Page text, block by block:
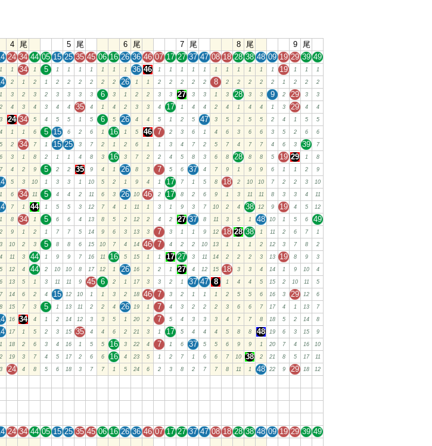
4 尾 5 尾 6 尾 7 尾 8 尾 9
尾
24 34 44 05 15 25 35 45 06 16 26 36 46 07 17 27 37 47 08 18 28 38 48 09 19 29 39 49
1 1 34 1 5 1 1 1 1 1 1 1 36 46 1 1 1 1 1 1 1 1 1 1 1 19 1 1 1
2 1 2 1 2 2 2 2 2 2 26 1 1 2 2 2 2 2 8 2 2 2 2 2 1 2 2 2
1 3 2 3 2 3 3 3 3 6 3 1 2 2 3 3 27 3 3 1 3 28 3 3 9 2 29 3 3
2 4 3 4 3 4 4 35 4 1 4 2 3 3 4 17 1 4 4 2 4 1 4 4 1 3 29 4 4
3 24 34 5 4 5 5 1 5 6 5 26 4 4 5 1 2 5 47 3 5 2 5 5 2 4 1 5 5
4 1 1 6 5 15 6 2 6 1 16 1 5 46 7 2 3 6 1 4 6 3 6 6 3 5 2 6 6
5 2 34 7 1 15 25 3 7 2 1 2 6 1 1 3 4 7 2 5 7 4 7 7 4 6 3 39 7
6 3 1 8 2 1 1 4 8 3 16 3 7 2 2 4 5 8 3 6 8 28 8 8 5 19 29 1 8
7 4 2 9 5 2 2 35 9 4 1 26 8 3 7 5 6 37 4 7 9 1 9 9 6 1 1 2 9
5 3 10 1 3 3 1 10 5 2 1 9 4 1 17 7 1 5 8 18 2 10 10 7 2 2 3 10
1 6 34 11 5 4 4 2 11 6 3 26 10 46 2 17 8 2 6 9 1 3 11 11 8 3 3 4 11
7 1 44 1 5 5 3 12 7 4 1 11 1 3 1 9 3 7 10 2 4 38 12 9 19 4 5 12
1 8 34 1 5 6 6 4 13 8 5 2 12 2 4 2 27 37 8 11 3 5 1 48 10 1 5 6
49
2 9 1 2 1 7 7 5 14 9 6 3 13 3 7 3 1 1 9 12 18 28 38 1 11 2 6 7 1
3 10 2 3 5 8 8 6 15 10 7 4 14 46 7 4 2 2 10 13 1 1 1 2 12 3 7 8 2
4 11 3 44 1 9 9 7 16 11 16 5 15 1 1 17 27 3 11 14 2 2 2 3 13 19 8 9 3
5 12 4 44 2 10 10 8 17 12 1 26 16 2 2 1 27 4 12 15 18 3 3 4 14 1 9 10 4
6 13 5 1 3 11 11 9 45 6 2 1 17 3 3 2 1 37 47 8 1 4 4 5 15 2 10 11 5
7 14 6 2 4 15 12 10 1 1 3 2 18 46 7 3 2 1 1 1 2 5 5 6 16 3 29 12 6
8 15 7 3 5 1 13 11 2 2 4 26 19 1 7 4 3 2 2 2 3 6 6 7 17 4 1 13 7
16 34 4 1 2 14 12 3 3 5 1 20 2 7 5 4 3 3 3 4 7 7 8 18 5 2 14 8
17 1 5 2 3 15 35 4 4 6 2 21 3 1 17 5 4 4 4 5 8 8 48 19 6 3 15 9
1 18 2 6 3 4 16 1 5 5 16 3 22 4 7 1 6 37 5 5 6 9 9 1 20 7 4 16 10
2 19 3 7 4 5 17 2 6 6 16 4 23 5 1 2 7 1 6 6 7 10 38 2 21 8 5 17 11
3 24 4 8 5 6 18 3 7 7 1 5 24 6 2 3 8 2 7 7 8 11 1 48 22 9 29 18 12
24 34 44 05 15 25 35 45 06 16 26 36 46 07 17 27 37 47 08 18 28 38 48 09 19 29 39 49